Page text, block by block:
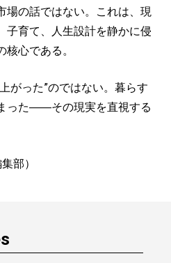
の話ではない。これは、現
子育て、人生設計を静かに侵
心である。
がった”のではない。暮らす
った――その現実を直視する
部）